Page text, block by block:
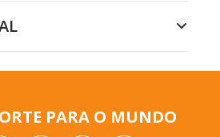
PARA O MUNDO